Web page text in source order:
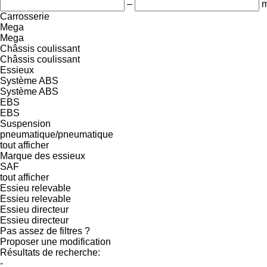
–
Carrosserie
Mega
Mega
Châssis coulissant
Châssis coulissant
Essieux
Système ABS
Système ABS
EBS
EBS
Suspension
pneumatique/pneumatique
tout afficher
Marque des essieux
SAF
tout afficher
Essieu relevable
Essieu relevable
Essieu directeur
Essieu directeur
Pas assez de filtres ?
Proposer une modification
Résultats de recherche:
-